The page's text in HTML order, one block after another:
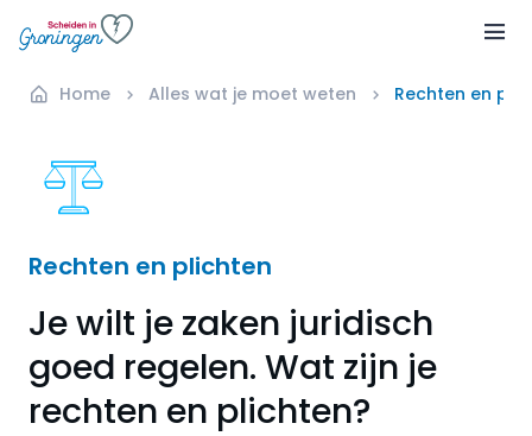
Home Alles wat je moet weten Rechten en
Rechten en plichten
Je wilt je zaken juridisch
goed regelen. Wat zijn je
rechten en plichten?